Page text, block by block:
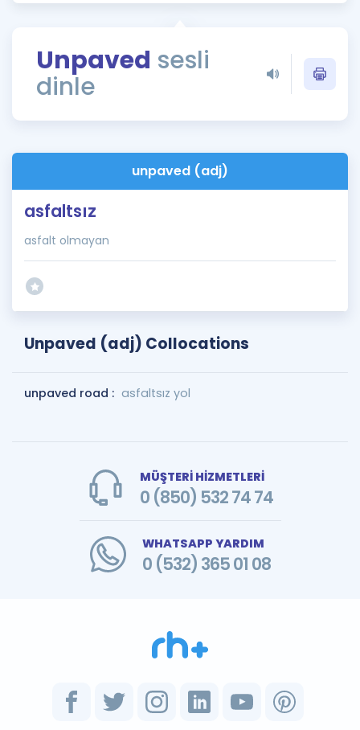
Rehberlik Aracı
ÖSYM Sınav Takvimi
İngilizce Gramer
Unpaved sesli
dinle
unpaved (adj)
asfaltsız
asfalt olmayan
Unpaved (adj) Collocations
unpaved road : asfaltsız yol
MÜŞTERİ HİZMETLERİ
0 (850) 532 74 74
WHATSAPP YARDIM
0 (532) 365 01 08